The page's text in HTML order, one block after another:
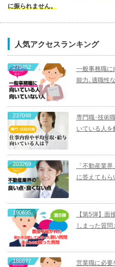
に振られません。
人気アクセスランキング
279452
一般事務職に
能力､適職性
237048
専門職･技術
いている人を
203269
「不動産業
に答えてもら
190695
【第5弾】面
しまった質問
186677
営業職に必要